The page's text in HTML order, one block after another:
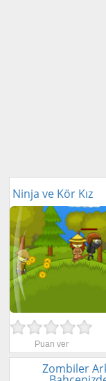
Ninja ve Kör Kız
Puan ver
Zombiler